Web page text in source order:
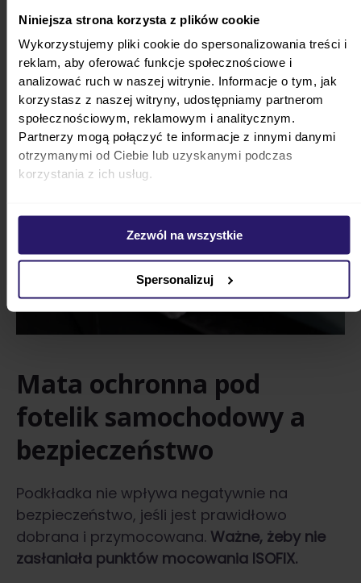
Niniejsza strona korzysta z plików cookie
Wykorzystujemy pliki cookie do spersonalizowania treści i
reklam, aby oferować funkcje społecznościowe i
analizować ruch w naszej witrynie. Informacje o tym, jak
korzystasz z naszej witryny, udostępniamy partnerom
społecznościowym, reklamowym i analitycznym.
Partnerzy mogą połączyć te informacje z innymi danymi
otrzymanymi od Ciebie lub uzyskanymi podczas
korzystania z ich usług.
Zezwól na wszystkie
Spersonalizuj
ściereczki.
Mata ochronna pod
fotelik samochodowy a
bezpieczeństwo
Podkładka nie wpływa negatywnie na
bezpieczeństwo, jeśli jest prawidłowo
dobrana i przymocowana. Ważne, żeby nie
zasłaniała punktów mocowania ISOFIX.